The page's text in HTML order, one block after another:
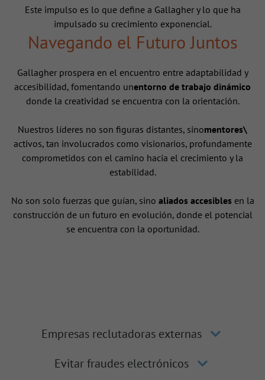
Este impulso es lo que define a Gallagher y lo que ha
impulsado su crecimiento exponencial.
Navegando el Futuro Juntos
Gallagher prospera en el encuentro entre adaptabilidad y
accesibilidad, fomentando unentorno de trabajo dinámico
donde la creatividad se encuentra con la orientación.
Nuestros líderes no son figuras distantes, sinomentores\
activos, tan involucrados como visionarios, profundamente
comprometidos con el camino hacia el crecimiento y la
estabilidad.
No son solo fuerzas que guían, sino aliados accesiblesen la
construcción de un futuro en evolución, donde el potencial
se encuentra con la oportunidad.
Empresas reclutadoras externas
Evitar fraudes electrónicos